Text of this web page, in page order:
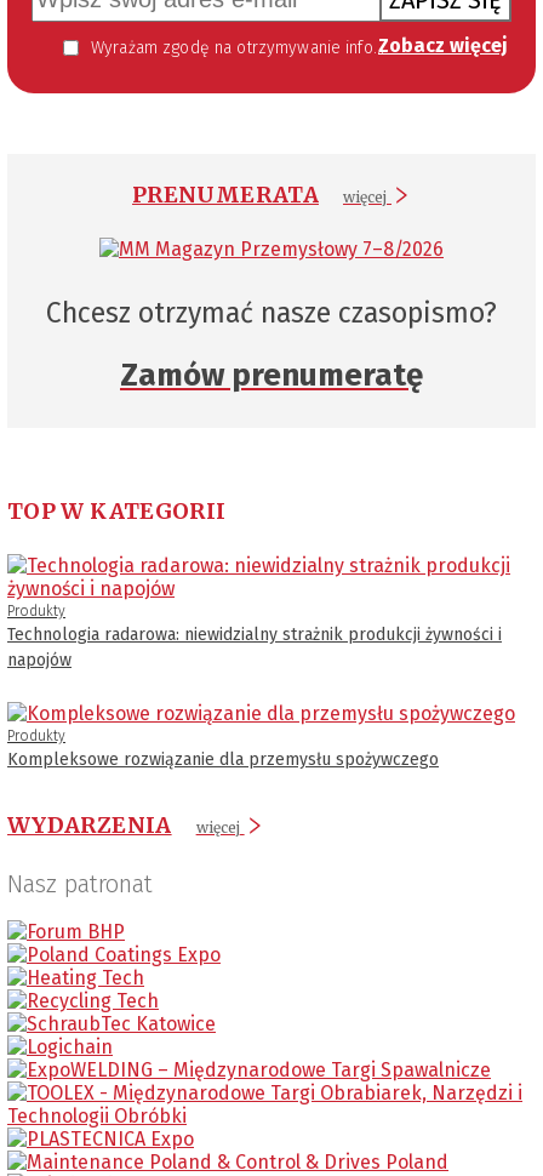
Wyrażam zgodę na otrzymywanie informacji handlowej kierowanej do mnie za pomocą środków komunikacji elektronicznej w szczególności poczty elektronicznej zgodnie z przepisem art. 10 ust 2 ustawy z dnia 18 lipca 2002 roku o świadczeniu usług drogą elektroniczną (Dz. U. 144 z 2002 r. poz. 1204). Zgoda jest dobrowolna, jednak jej wyrażenie jest konieczne, aby otrzymywać newsletter. Zobacz więcej
PRENUMERATA więcej
Chcesz otrzymać nasze czasopismo?
Zamów prenumeratę
TOP W KATEGORII
Produkty
Technologia radarowa: niewidzialny strażnik produkcji żywności i
napojów
Produkty
Kompleksowe rozwiązanie dla przemysłu spożywczego
WYDARZENIA więcej
Nasz patronat